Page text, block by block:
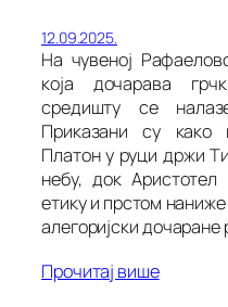
12.09.2025.
На чувеној
која дочарава
средишту се
Приказани су како
Платон у руци држи
небу, док
етику и прстом
алегоријски
Прочитај више